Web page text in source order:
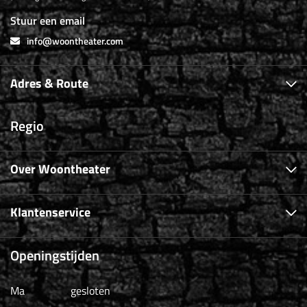
Stuur een email
info@woontheater.com
Adres & Route
Regio
Over Woontheater
Klantenservice
Openingstijden
Ma
gesloten